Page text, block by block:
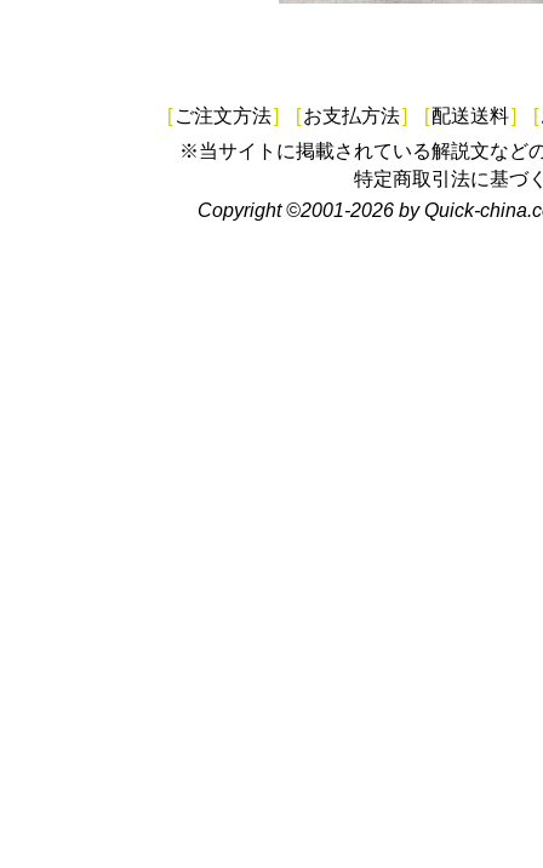
[ ご注文方法] [お支払方法] [配送送料] [
※当サイトに掲載されている解説文など
特定商取引法に基づ
Copyright ©2001-2026 by Quick-